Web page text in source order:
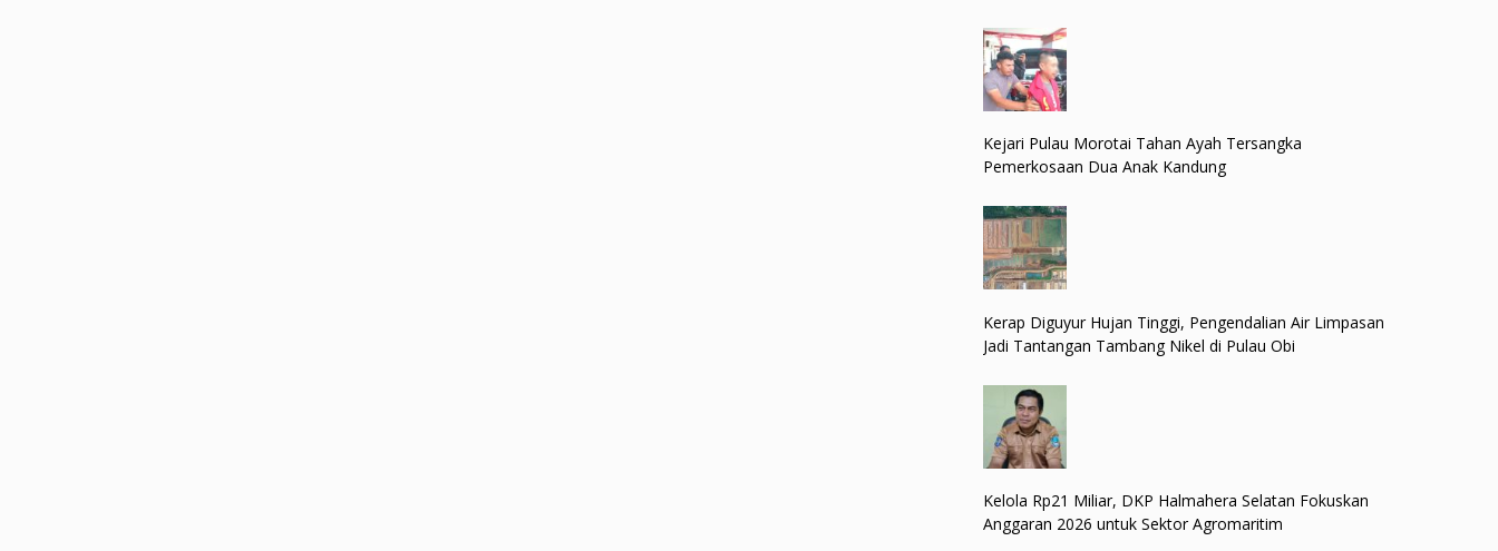
Kejari Pulau Morotai Tahan Ayah Tersangka
Pemerkosaan Dua Anak Kandung
Kerap Diguyur Hujan Tinggi, Pengendalian Air Limpasan
Jadi Tantangan Tambang Nikel di Pulau Obi
Kelola Rp21 Miliar, DKP Halmahera Selatan Fokuskan
Anggaran 2026 untuk Sektor Agromaritim